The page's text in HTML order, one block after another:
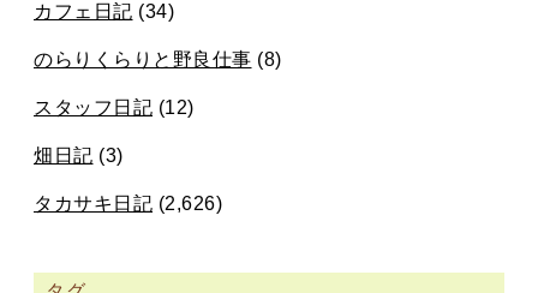
カフェ日記 (34)
のらりくらりと野良仕事 (8)
スタッフ日記 (12)
畑日記 (3)
タカサキ日記 (2,626)